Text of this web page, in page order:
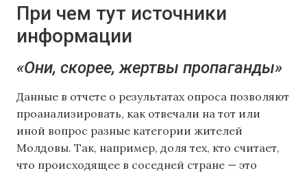
При чем тут источники
информации
«Они, скорее, жертвы пропаганды»
Данные в отчете о результатах опроса позволяют
проанализировать, как отвечали на тот или
иной вопрос разные категории жителей
Молдовы. Так, например, доля тех, кто считает,
что происходящее в соседней стране — это